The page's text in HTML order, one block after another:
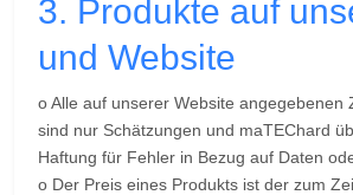
3. Produkte auf
und Website
o Alle auf unserer Website angegebenen
sind nur Schätzungen und maTEChard
Haftung für Fehler in Bezug auf Daten
o Der Preis eines Produkts ist der zum